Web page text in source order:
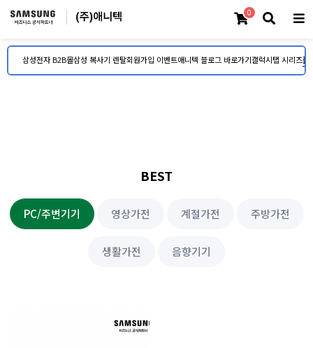
0
삼성전자 B2B몰삼성 복사기 렌탈회원가입 이벤트애니텍 블로그 바로가기갤럭시탭 시리즈플
BEST
PC/주변기기 영상가전 계절가전 주방가전
생활가전 음향기기